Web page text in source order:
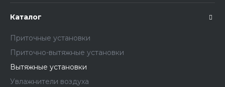
Каталог
Приточные установки
Приточно-вытяжные установки
Вытяжные установки
Увлажнители воздуха